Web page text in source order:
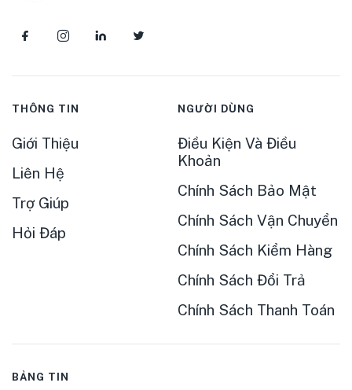
THÔNG TIN
Giới Thiệu
Liên Hệ
Trợ Giúp
Hỏi Đáp
NGƯỜI DÙNG
Điều Kiện Và Điều
Khoản
Chính Sách Bảo Mật
Chính Sách Vận Chuyển
Chính Sách Kiểm Hàng
Chính Sách Đổi Trả
Chính Sách Thanh Toán
BẢNG TIN